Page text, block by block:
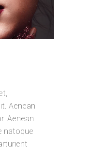
Aenean
Aenean
natoque